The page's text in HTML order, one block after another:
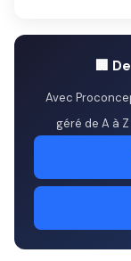
🏢
Avec
géré de A à